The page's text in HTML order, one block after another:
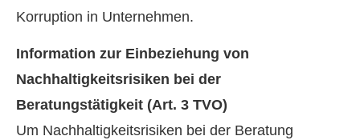
Korruption in Unternehmen.
Information zur Einbeziehung von
Nachhaltigkeitsrisiken bei der
Beratungstätigkeit (Art. 3 TVO)
Um Nachhaltigkeitsrisiken bei der Beratung